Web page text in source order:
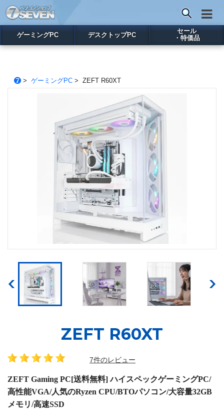
ゲーミングPC デスクトップPC
セール
・特価品
> ゲーミングPC> ZEFT R60XT
ZEFT R60XT
7件のレビュー
ZEFT Gaming PC[送料無料] ハイスペックゲーミングPC/
高性能VGA/人気のRyzen CPU/BTOパソコン/大容量32GB
メモリ/高速SSD